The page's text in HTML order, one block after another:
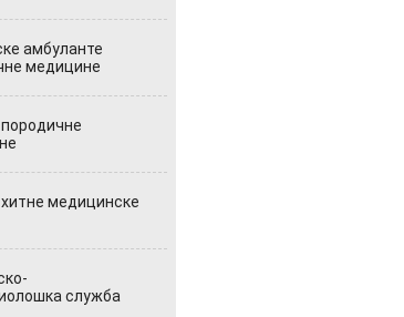
амбуланте
медицине
медицинске
служба